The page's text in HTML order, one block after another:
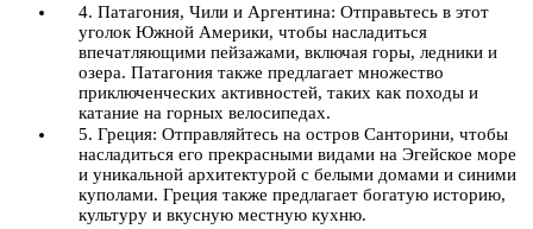
4. Патагония, Чили и Аргентина: Отправьтесь в этот
уголок Южной Америки, чтобы насладиться
впечатляющими пейзажами, включая горы, ледники и
озера. Патагония также предлагает множество
приключенческих активностей, таких как походы и
катание на горных велосипедах.
5. Греция: Отправляйтесь на остров Санторини, чтобы
насладиться его прекрасными видами на Эгейское море
и уникальной архитектурой с белыми домами и синими
куполами. Греция также предлагает богатую историю,
культуру и вкусную местную кухню.